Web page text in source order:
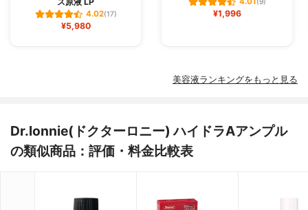
4.02(17)
¥5,980
(9)
¥1,996
美容液ランキングをもっと見る
Dr.lonnie(ドクターロニー) ハイドラAアンプル
の類似商品：評価・料金比較表